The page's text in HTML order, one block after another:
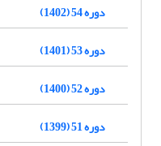
دوره 54 (1402)
دوره 53 (1401)
دوره 52 (1400)
دوره 51 (1399)